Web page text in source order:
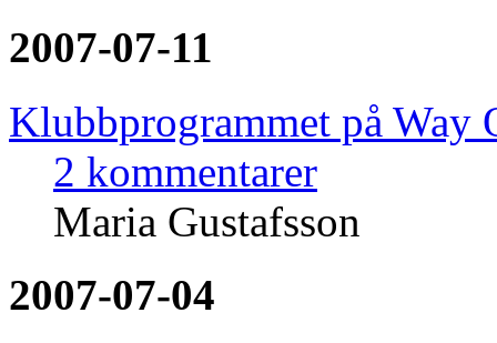
2007-07-11
Klubbprogrammet på Way
2 kommentarer
Maria Gustafsson
2007-07-04